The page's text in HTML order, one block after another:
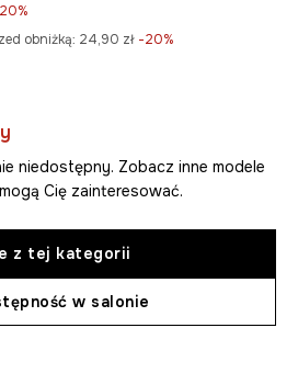
obniżką: 24,90 zł -20%
niedostępny. Zobacz inne modele
Cię zainteresować.
z tej kategorii
w salonie